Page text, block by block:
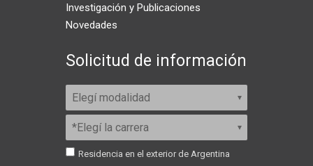
Investigación y Publicaciones
Novedades
Solicitud de información
Residencia en el exterior de Argentina